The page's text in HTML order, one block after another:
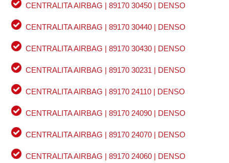
CENTRALITA AIRBAG | 89170 30450 | DENSO
CENTRALITA AIRBAG | 89170 30440 | DENSO
CENTRALITA AIRBAG | 89170 30430 | DENSO
CENTRALITA AIRBAG | 89170 30231 | DENSO
CENTRALITA AIRBAG | 89170 24110 | DENSO
CENTRALITA AIRBAG | 89170 24090 | DENSO
CENTRALITA AIRBAG | 89170 24070 | DENSO
CENTRALITA AIRBAG | 89170 24060 | DENSO